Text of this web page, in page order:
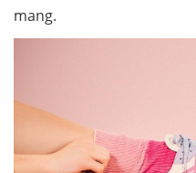
mang.